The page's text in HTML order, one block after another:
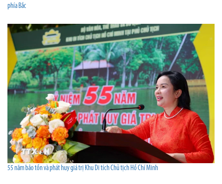
phía Bắc
55 năm bảo tồn và phát huy giá trị Khu Di tích Chủ tịch Hồ Chí Minh